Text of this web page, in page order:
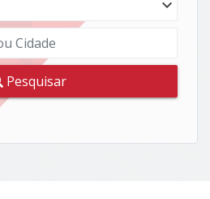
Pesquisar